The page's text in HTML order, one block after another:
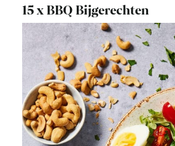
15 x BBQ Bijgerechten